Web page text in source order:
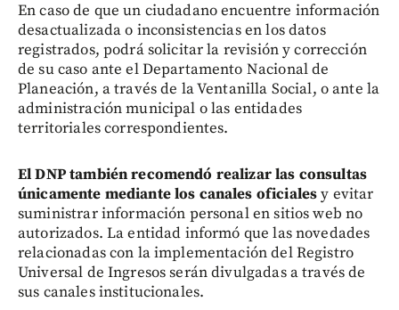
En caso de que un ciudadano encuentre información
desactualizada o inconsistencias en los datos
registrados, podrá solicitar la revisión y corrección
de su caso ante el Departamento Nacional de
Planeación, a través de la Ventanilla Social, o ante la
administración municipal o las entidades
territoriales correspondientes.
El DNP también recomendó realizar las consultas
únicamente mediante los canales oficialesy evitar
suministrar información personal en sitios web no
autorizados. La entidad informó que las novedades
relacionadas con la implementación del Registro
Universal de Ingresos serán divulgadas a través de
sus canales institucionales.